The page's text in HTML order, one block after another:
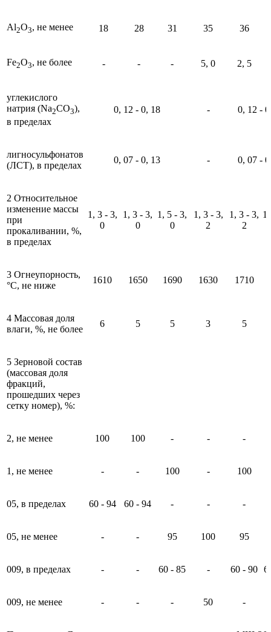
Al2O3, не менее 18 28 31 35 36
Fe2O3, не более - - - 5, 0 2, 5
углекислого
натрия (Na2CO3),
в пределах
0, 12 - 0, 18 - 0, 12 -
лигносульфонатов
(ЛСТ), в пределах
0, 07 - 0, 13 - 0, 07 -
2 Относительное
изменение массы
при
прокаливании, %,
в пределах
1, 3 - 3,
0
1, 3 - 3,
0
1, 5 - 3,
0
1, 3 - 3,
2
1, 3 - 3,
2
3 Огнеупорность,
°С, не ниже
1610 1650 1690 1630 1710
4 Массовая доля
влаги, %, не более
6 5 5 3 5
5 Зерновой состав
(массовая доля
фракций,
прошедших через
сетку номер), %:
2, не менее 100 100 - - -
1, не менее - - 100 - 100
05, в пределах 60 - 94 60 - 94 - - -
05, не менее - - 95 100 95
009, в пределах - - 60 - 85 - 60 - 90
009, не менее - - - 50 -